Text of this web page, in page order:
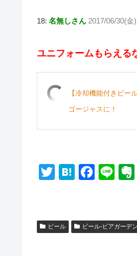
18: 名無しさん 2017/06/30(金
ユニフォームもらえる
【冷却機能付きビー
ゴージャスに！
T
er
H
n
a
F
e
b
Li
ビール ビール-ビアガーデン